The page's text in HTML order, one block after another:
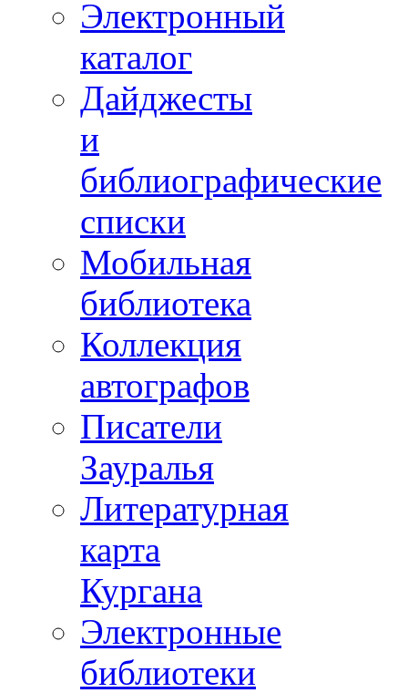
Электронный
каталог
Дайджесты
и
библиографические
списки
Мобильная
библиотека
Коллекция
автографов
Писатели
Зауралья
Литературная
карта
Кургана
Электронные
библиотеки